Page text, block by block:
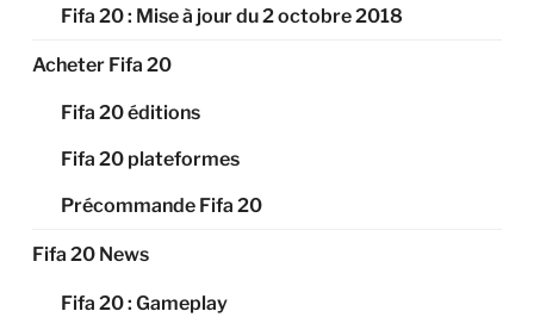
Fifa 20 : Mise à jour du 2 octobre 2018
Acheter Fifa 20
Fifa 20 éditions
Fifa 20 plateformes
Précommande Fifa 20
Fifa 20 News
Fifa 20 : Gameplay